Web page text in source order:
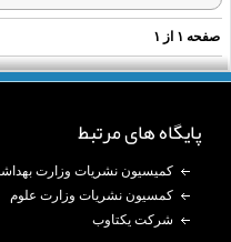
۱از ۱
پایگاه های مرتبط
کمیسیون نشریات وزارت بهداشت
کمسیون نشریات وزارت علوم
شرکت یکتاوب